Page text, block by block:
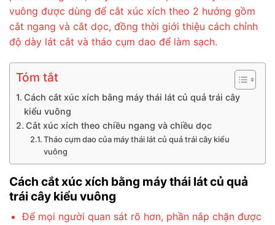
vuông được dùng để cắt xúc xích theo 2 hướng gồm
cắt ngang và cắt dọc, đồng thời giới thiệu cách chỉnh
độ dày lát cắt và tháo cụm dao để làm sạch.
Tóm tắt
Cách cắt xúc xích bằng máy thái lát củ quả trái cây
kiểu vuông
Cắt xúc xích theo chiều ngang và chiều dọc
Tháo cụm dao của máy thái lát củ quả trái cây kiểu
vuông
Cách cắt xúc xích bằng máy thái lát củ quả
trái cây kiểu vuông
Để mọi người quan sát rõ hơn, phần nắp chặn được